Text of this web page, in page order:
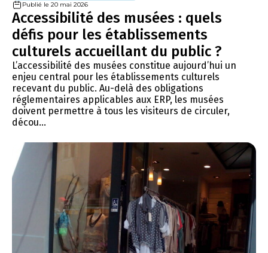
Publié le 20 mai 2026
Accessibilité des musées : quels
défis pour les établissements
culturels accueillant du public ?
L’accessibilité des musées constitue aujourd’hui un
enjeu central pour les établissements culturels
recevant du public. Au-delà des obligations
réglementaires applicables aux ERP, les musées
doivent permettre à tous les visiteurs de circuler,
décou...